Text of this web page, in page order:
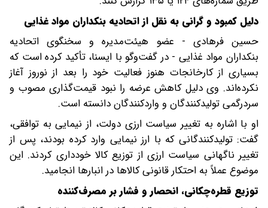
دلیل کمبود و گرانی به نقل از اتحادیه بنکداران مواد غذایی
حسین فرهادی - عضو هیئت‌مدیره و سخنگوی اتحادیه
بنکداران مواد غذایی - در گفت‌وگو با ایسنا، تأکید کرده است که
بسیاری از کارخانجات هنوز فعالیت خود را بعد از نوروز آغاز
نکرده‌اند. وی دلیل کاهش عرضه را نبود قیمت‌گذاری مصوب و
سردرگمی تولیدکنندگان و واردکنندگان دانسته است.
او با اشاره به تغییر سیاست ارزی دولت، از نیمایی به توافقی،
گفت: تولیدکنندگانی که با ارز نیمایی وارد کرده بودند، پس از
تغییر ناگهانی سیاست ارزی از توزیع کالا خودداری کردند. این
موضوع عملاً به احتکار قانونی کالاها در انبارها انجامید.
توزیع قطره‌چکانی، انحصار و فشار بر مصرف‌کننده